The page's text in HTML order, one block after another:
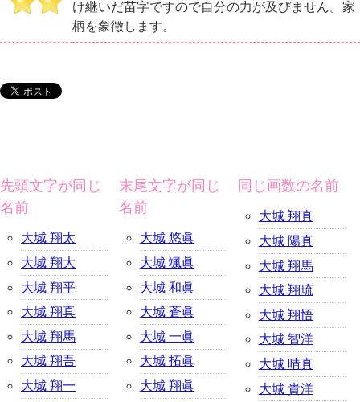
け継いだ苗字ですので自分の力が及びません。家
柄を象徴します。
先頭文字が同じ
名前
大城 翔太
大城 翔大
大城 翔平
大城 翔真
大城 翔馬
大城 翔吾
大城 翔一
末尾文字が同じ
名前
大城 悠眞
大城 颯眞
大城 和眞
大城 蒼眞
大城 一眞
大城 拓眞
大城 翔眞
同じ画数の名前
大城 翔真
大城 陽真
大城 翔馬
大城 翔琉
大城 翔悟
大城 智洋
大城 晴真
大城 貴洋